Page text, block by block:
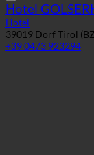
Hotel
Hotel
39019 Dorf Tirol
+39 0473 923294